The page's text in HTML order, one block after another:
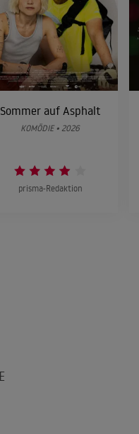
Sommer auf Asphalt
KOMÖDIE • 2026
prisma-Redaktion